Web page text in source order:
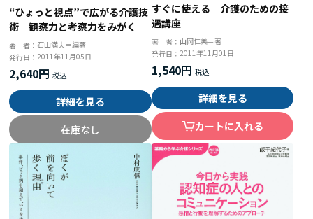
“ひょっと視点”で広がる介護技
術 観察力と考察力をみがく
著 者： 石山満夫＝編著
発行日：2011年11月05日
2,640円
詳細を見る
在庫なし
すぐに使える 介護のための接
遇講座
著 者： 山岡仁美＝著
発行日： 2011年11月01日
1,540円
詳細を見る
カートに入れる